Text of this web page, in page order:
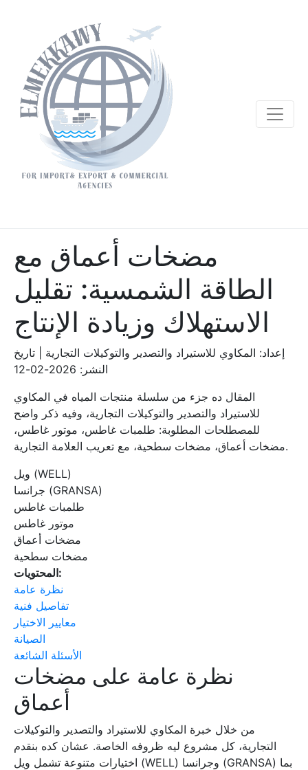
مضخات أعماق مع
الطاقة الشمسية: تقليل
الاستهلاك وزيادة الإنتاج
إعداد: المكاوي للاستيراد والتصدير والتوكيلات التجارية | تاريخ
النشر: 2026-02-12
المقال ده جزء من سلسلة منتجات المياه في المكاوي
للاستيراد والتصدير والتوكيلات التجارية، وفيه ذكر واضح
للمصطلحات المطلوبة: طلمبات غاطس، موتور غاطس،
مضخات أعماق، مضخات سطحية، مع تعريب العلامة التجارية.
ويل (WELL)
جرانسا (GRANSA)
طلمبات غاطس
موتور غاطس
مضخات أعماق
مضخات سطحية
المحتويات:
نظرة عامة
تفاصيل فنية
معايير الاختيار
الصيانة
الأسئلة الشائعة
نظرة عامة على مضخات
أعماق
من خلال خبرة المكاوي للاستيراد والتصدير والتوكيلات
التجارية، كل مشروع ليه ظروفه الخاصة. عشان كده بنقدم
اختيارات متنوعة تشمل ويل (WELL) وجرانسا (GRANSA) بما